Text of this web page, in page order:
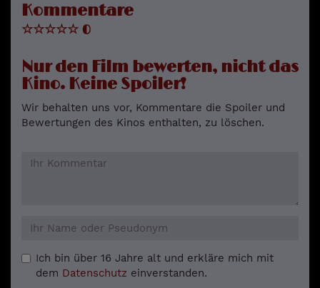
Kommentare
☆☆☆☆☆ 0
Nur den Film bewerten, nicht das
Kino. Keine Spoiler!
Wir behalten uns vor, Kommentare die Spoiler und
Bewertungen des Kinos enthalten, zu löschen.
Ich bin über 16 Jahre alt und erkläre mich mit
dem Datenschutz einverstanden.